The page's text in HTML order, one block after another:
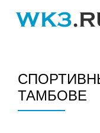
ТАМБОВЕ